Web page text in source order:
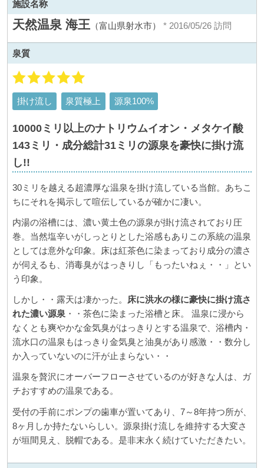
施設名称
天然温泉 海王 （富山県射水市） * 2016/05/26 訪問
泉質
掛け流し 泉質極上 源泉100%
10000ミリ以上のナトリウムイオン・メタケイ酸
143ミリ・成分総計31ミリの源泉を豪快に掛け流
し!!
30ミリを越える超濃厚な温泉を掛け流している当館。あちこ
ちにそれを掲示して喧伝しているが確かに凄い。
内湯の浴槽には、濃い黄土色の源泉が掛け流されており圧
巻。当然塩辛いがしっとりとした浴感もありこの系統の温泉
としては意外な印象。床は紅茶色に染まっており成分の濃さ
が伺えるも、消毒臭がはっきりし「もったいねぇ・・」とい
う印象。
しかし・・露天は凄かった。
床に洪水の様に豪快に掛け流さ
れた濃い源泉 ・・茶色に染まった浴槽と床。 温泉に浸から
なくとも爽やかな金気臭がはっきりとする温泉で、浴槽内・
流水口の温泉もはっきり金気臭と油臭があり感激・・数分し
か入っていないのに汗が止まらない・・
温泉を贅沢にオーバーフローさせているのが好きな人は、ガ
チおすすめの温泉である。
受付の手前にポンプの歯車が置いてあり、7～8年持つ所が、
8ヶ月しか持たないらしい。源泉掛け流しを維持する大変さ
が垣間見え、脱帽である。是非末永く続けていただきたい。